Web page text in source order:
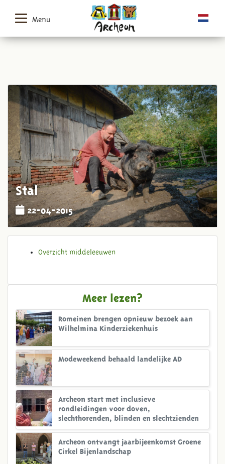
Menu
Stal
22-04-2015
Overzicht middeleeuwen
Meer lezen?
Romeinen brengen opnieuw bezoek aan
Wilhelmina Kinderziekenhuis
Modeweekend behaald landelijke AD
Archeon start met inclusieve
rondleidingen voor doven,
slechthorenden, blinden en slechtzienden
Archeon ontvangt jaarbijeenkomst Groene
Cirkel Bijenlandschap